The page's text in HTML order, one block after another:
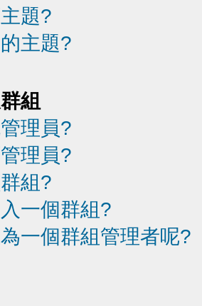
題?
主題?
組
理員?
理員?
組?
一個群組?
一個群組管理者呢?